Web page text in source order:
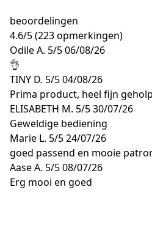
beoordelingen
4.6/5(223 opmerkingen)
Odile A. 5/506/08/26
👌
TINY D. 5/504/08/26
Prima product, heel fijn
ELISABETH M. 5/530/07/26
Geweldige bediening
Marie L. 5/524/07/26
goed passend en mooie
Aase A. 5/508/07/26
Erg mooi en goed